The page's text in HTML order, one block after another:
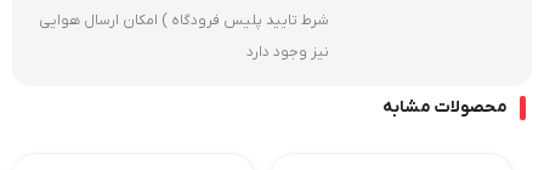
شرط تایید پلیس فرودگاه ) امکان ارسال هوایی
نیز وجود دارد
محصولات مشابه